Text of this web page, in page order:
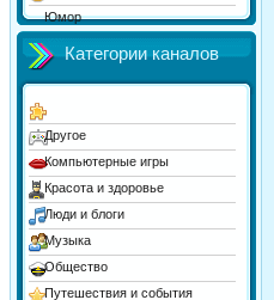
Юмор
Категории каналов
Другое
Компьютерные игры
Красота и здоровье
Люди и блоги
Музыка
Общество
Путешествия и события